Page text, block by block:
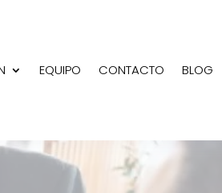
EQUIPO CONTACTO BLOG